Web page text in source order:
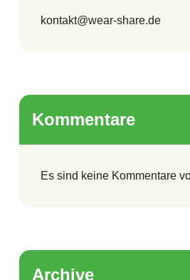
kontakt@wear-share.de
Kommentare
Es sind keine Kommentare
Archive